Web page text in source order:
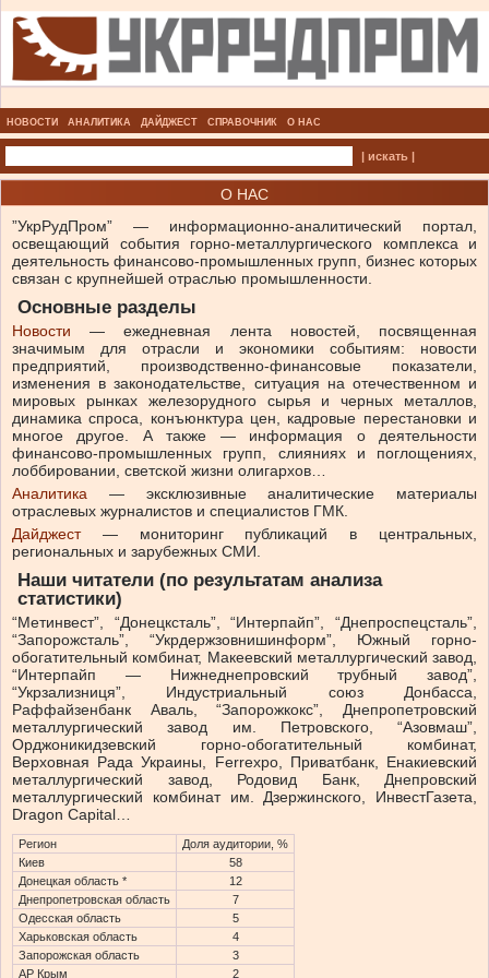
НОВОСТИ АНАЛИТИКА ДАЙДЖЕСТ СПРАВОЧНИК О НАС
| искать |
О НАС
​”УкрРудПром” — информационно-аналитический портал,
освещающий события горно-металлургического комплекса и
деятельность финансово-промышленных групп, бизнес которых
связан с крупнейшей отраслью промышленности.
Основные разделы
Новости — ежедневная лента новостей, посвященная
значимым для отрасли и экономики событиям: новости
предприятий, производственно-финансовые показатели,
изменения в законодательстве, ситуация на отечественном и
мировых рынках железорудного сырья и черных металлов,
динамика спроса, конъюнктура цен, кадровые перестановки и
многое другое. А также — информация о деятельности
финансово-промышленных групп, слияниях и поглощениях,
лоббировании, светской жизни олигархов…
Аналитика — эксклюзивные аналитические материалы
отраслевых журналистов и специалистов ГМК.
Дайджест— мониторинг публикаций в центральных,
региональных и зарубежных СМИ.
Наши читатели (по результатам анализа
статистики)
“Метинвест”, “Донецксталь”, “Интерпайп”, “Днепроспецсталь”,
“Запорожсталь”, “Укрдержзовнишинформ”, Южный горно-
обогатительный комбинат, Макеевский металлургический завод,
“Интерпайп — Нижнеднепровский трубный завод”,
“Укрзализниця”, Индустриальный союз Донбасса,
Раффайзенбанк Аваль, “Запорожкокс”, Днепропетровский
металлургический завод им. Петровского, “Азовмаш”,
Орджоникидзевский горно-обогатительный комбинат,
Верховная Рада Украины, Ferrexpo, Приватбанк, Енакиевский
металлургический завод, Родовид Банк, Днепровский
металлургический комбинат им. Дзержинского, ИнвестГазета,
Dragon Capital…
Регион
Доля аудитории, %
Киев
58
Донецкая область *
12
Днепропетровская область
7
Одесская область
5
Харьковская область
4
Запорожская область
3
АР Крым
2